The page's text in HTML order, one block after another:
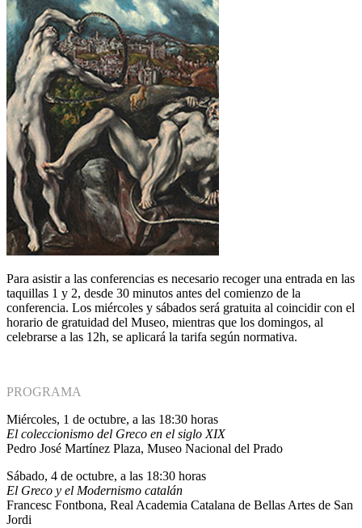
Para asistir a las conferencias es necesario recoger una entrada en las
taquillas 1 y 2, desde 30 minutos antes del comienzo de la
conferencia. Los miércoles y sábados será gratuita al coincidir con el
horario de gratuidad del Museo, mientras que los domingos, al
celebrarse a las 12h, se aplicará la tarifa según normativa.
PROGRAMA
Miércoles, 1 de octubre, a las 18:30 horas
El coleccionismo del Greco en el siglo XIX
Pedro José Martínez Plaza, Museo Nacional del Prado
Sábado, 4 de octubre, a las 18:30 horas
El Greco y el Modernismo catalán
Francesc Fontbona, Real Academia Catalana de Bellas Artes de San
Jordi